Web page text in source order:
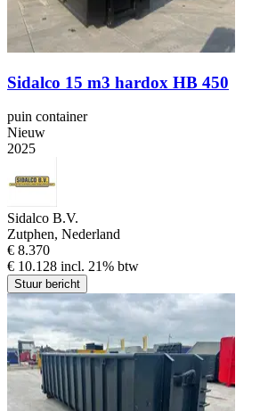
Sidalco 15 m3 hardox HB 450
puin container
Nieuw
2025
Sidalco B.V.
Zutphen, Nederland
€ 8.370
€ 10.128 incl. 21% btw
Stuur bericht